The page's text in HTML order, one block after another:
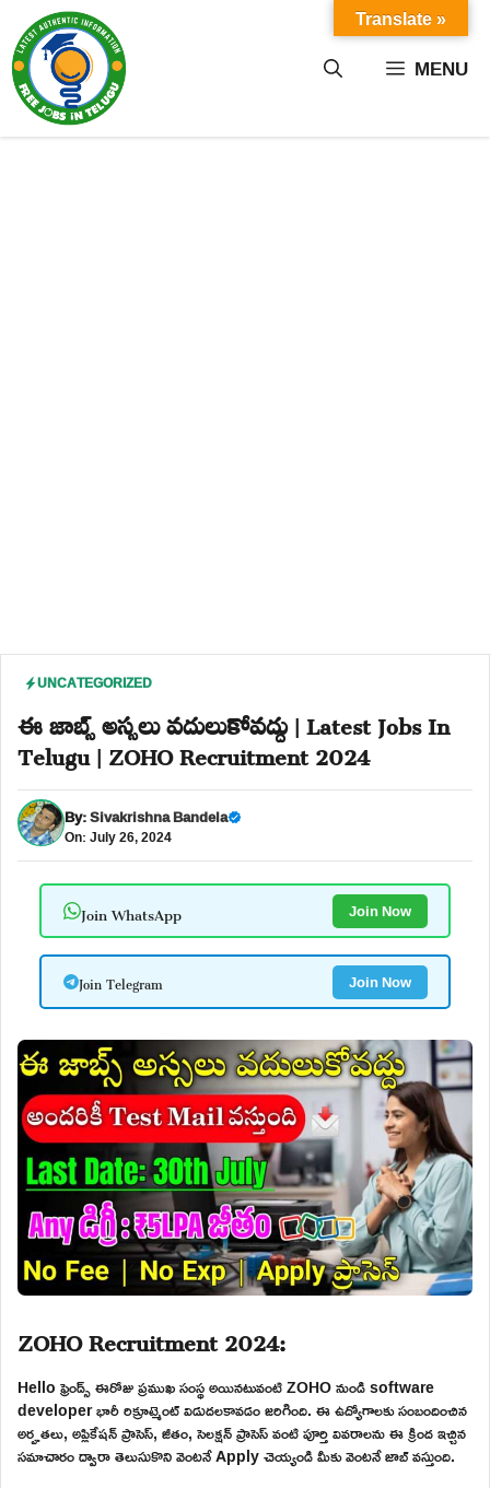
content MENU
UNCATEGORIZED
ఈ జాబ్స్ అస్సలు వదులుకోవద్దు | Latest Jobs In
Telugu | ZOHO Recruitment 2024
By:Sivakrishna Bandela
On: July 26, 2024
Join WhatsApp Join Now
Join Telegram Join Now
ZOHO Recruitment 2024:
Hello ఫ్రెండ్స్ ఈరోజు ప్రముఖ సంస్థ అయినటువంటి ZOHO నుండి software
developer భారీ రిక్రూట్మెంట్ విడుదలకావడం జరిగింది. ఈ ఉద్యోగాలకు సంబందించిన
అర్హతలు, అప్లికేషన్ ప్రాసెస్, జీతం, సెలక్షన్ ప్రాసెస్ వంటి పూర్తి వివరాలను ఈ క్రింద ఇచ్చిన
సమాచారం ద్వారా తెలుసుకొని వెంటనే Apply చెయ్యండి మీకు వెంటనే జాబ్ వస్తుంది.
Translate »